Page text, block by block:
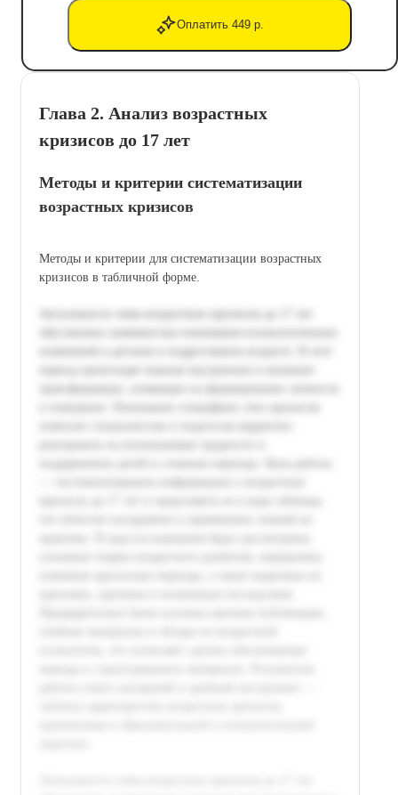
Оплатить 449 р.
Глава 2. Анализ возрастных
кризисов до 17 лет
Методы и критерии систематизации
возрастных кризисов
Методы и критерии для систематизации возрастных
кризисов в табличной форме.